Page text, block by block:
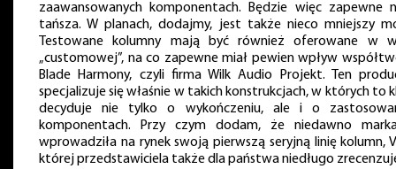
zaawansowanych komponentach. Będzie więc zapewne
tańsza. W planach, dodajmy, jest także nieco mniejszy
Testowane kolumny mają być również oferowane w
„customowej”, na co zapewne miał pewien wpływ
Blade Harmony, czyli firma Wilk Audio Projekt. Ten
specjalizuje się właśnie w takich konstrukcjach, w których to
decyduje nie tylko o wykończeniu, ale i o
komponentach. Przy czym dodam, że niedawno
wprowadziła na rynek swoją pierwszą seryjną linię kolumn,
której przedstawiciela także dla państwa niedługo